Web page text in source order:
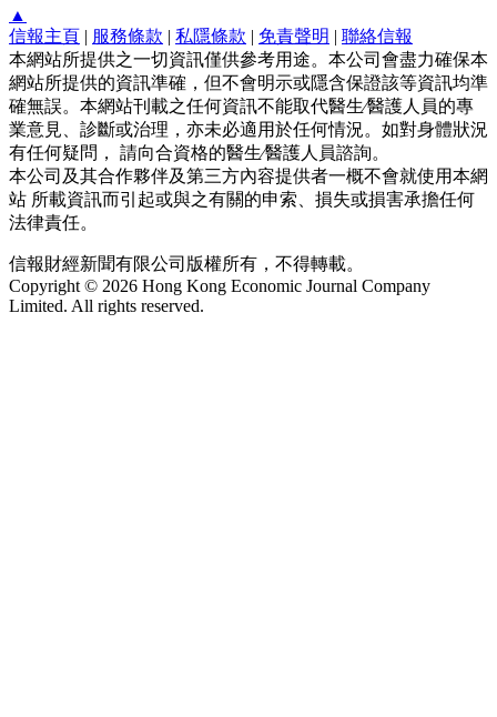
▲
信報主頁 | 服務條款 | 私隱條款 | 免責聲明 | 聯絡信報
本網站所提供之一切資訊僅供參考用途。本公司會盡力確保本
網站所提供的資訊準確，但不會明示或隱含保證該等資訊均準
確無誤。本網站刊載之任何資訊不能取代醫生∕醫護人員的專
業意見、診斷或治理，亦未必適用於任何情況。如對身體狀況
有任何疑問， 請向合資格的醫生∕醫護人員諮詢。
本公司及其合作夥伴及第三方內容提供者一概不會就使用本網
站 所載資訊而引起或與之有關的申索、損失或損害承擔任何
法律責任。
信報財經新聞有限公司版權所有，不得轉載。
Copyright © 2026 Hong Kong Economic Journal Company
Limited. All rights reserved.